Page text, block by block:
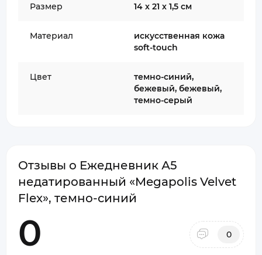
Размер 14 х 21 х 1,5 см
Материал
искусственная кожа
soft-touch
Цвет
темно-синий,
бежевый, бежевый,
темно-серый
Отзывы о Ежедневник А5
недатированный «Megapolis Velvet
Flex», темно-синий
0 0